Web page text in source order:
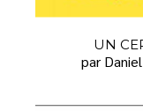
UN
par